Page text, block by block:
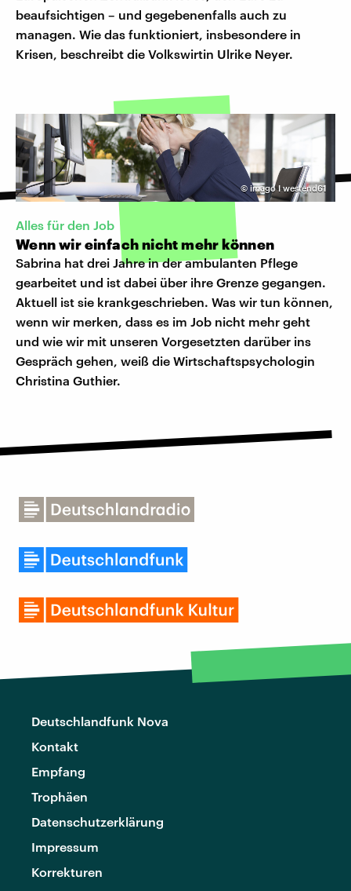
beaufsichtigen – und gegebenenfalls auch zu
managen. Wie das funktioniert, insbesondere in
Krisen, beschreibt die Volkswirtin Ulrike Neyer.
© imago I westend61
Alles für den Job
Wenn wir einfach nicht mehr können
Sabrina hat drei Jahre in der ambulanten Pflege
gearbeitet und ist dabei über ihre Grenze gegangen.
Aktuell ist sie krankgeschrieben. Was wir tun können,
wenn wir merken, dass es im Job nicht mehr geht
und wie wir mit unseren Vorgesetzten darüber ins
Gespräch gehen, weiß die Wirtschaftspsychologin
Christina Guthier.
Deutschlandfunk Nova
Kontakt
Empfang
Trophäen
Datenschutzerklärung
Impressum
Korrekturen